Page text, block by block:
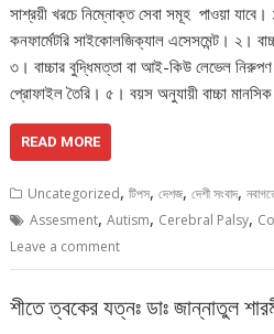
সাশ্রয়ী খরচে নিম্নোক্ত সেবা সমূহ পাওয়া
কনফার্মেটরি সাইকোলজিক্যাল এসেসমেন্ট। ২।
৩। বাচ্চার বুদ্ধিমত্তা বা আই-কিউ লেভেল
প্রোফাইল তৈরি। ৫। বয়স অনুযায়ী বাচ্চা
READ MORE
Uncategorized,টিপস,দেশজ,দেশী সংবাদ,
Assesment,Autism, Cerebral Palsy,
Leave a comment
শীতে ত্বকের যত্নঃ ডাঃ জান্নাতুল